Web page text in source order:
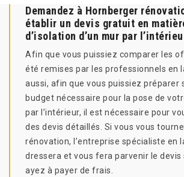
Demandez à Hornberger
établir un devis gratuit en
d’isolation d’un mur par
Afin que vous puissiez comparer les
été remises par les professionnels en
aussi, afin que vous puissiez préparer
budget nécessaire pour la pose de
par l’intérieur, il est nécessaire pour
des devis détaillés. Si vous vous
rénovation, l’entreprise spécialiste en
dressera et vous fera parvenir le devis
ayez à payer de frais.